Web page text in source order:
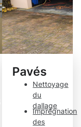
Pavés
Nettoyage
du
dallage
Imprégnation
des